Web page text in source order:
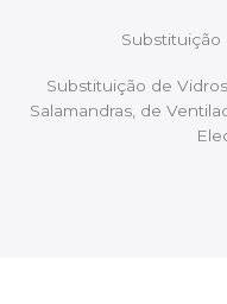
Substituição
Substituição de
Salamandras, de